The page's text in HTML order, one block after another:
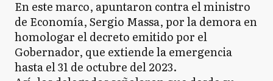
En este marco, apuntaron contra el ministro
de Economía, Sergio Massa, por la demora en
homologar el decreto emitido por el
Gobernador, que extiende la emergencia
hasta el 31 de octubre del 2023.